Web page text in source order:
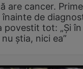
are cancer.
de
povestit tot: „Și în
știa, nici ea”